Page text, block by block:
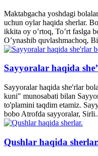
Maktabgacha yoshdagi
uchun oylar haqida sherlar.
ikkita oy o’rtoq, To’rt faslga
O’ynashib quvlashmachoq,
Sayyoralar haqida
Sayyoralar haqida she'rlar
kuni" munosabati bilan
to'plamini taqdim etamiz.
bobo Atrofda sayyoralar,
Qushlar haqida